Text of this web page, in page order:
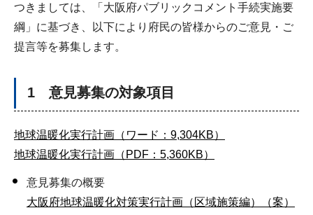
つきましては、「大阪府パブリックコメント手続実施要
綱」に基づき、以下により府民の皆様からのご意見・ご
提言等を募集します。
1 意見募集の対象項目
地球温暖化実行計画（ワード：9,304KB）
地球温暖化実行計画（PDF：5,360KB）
意見募集の概要
大阪府地球温暖化対策実行計画（区域施策編）（案）